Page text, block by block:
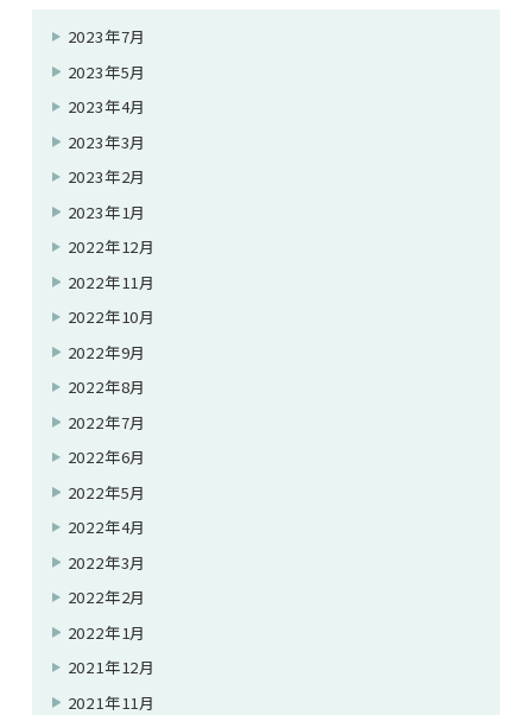
2023年7月
2023年5月
2023年4月
2023年3月
2023年2月
2023年1月
2022年12月
2022年11月
2022年10月
2022年9月
2022年8月
2022年7月
2022年6月
2022年5月
2022年4月
2022年3月
2022年2月
2022年1月
2021年12月
2021年11月